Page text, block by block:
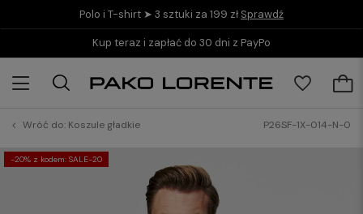
Polo i T-shirt ➤ 3 sztuki za 199 zł Sprawdź
Kup teraz i zapłać do 30 dni z PayPo
Wróć do: Koszule gładkie P26SF-1X-014-N-0
-20% z kodem: SALE-20